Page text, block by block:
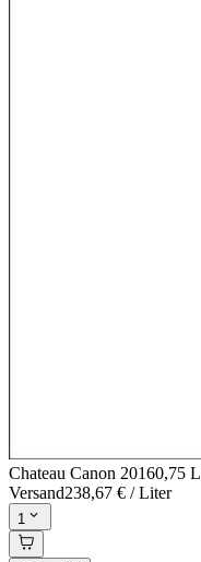
Chateau Canon 20160,75 L
Versand238,67 € / Liter
1